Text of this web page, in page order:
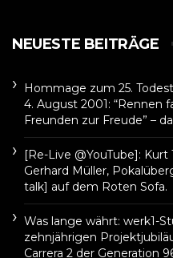
NEUESTE BEITRÄGE
Hommage zum 25.
4. August 2001: “Rennen
Freunden zur Freude” –
[Re-Live @YouTube]:
Gerhard Müller,
talk] auf dem Roten Sofa.
Was lange währt: werk1-
zehnjährigen
Carrera 2 der Generation